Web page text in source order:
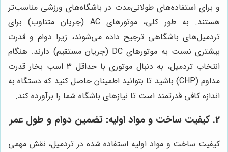
و برای استفاده‌های طولانی‌مدت در باشگاه‌های ورزشی مناسب‌تر
هستند. به طور کلی، موتورهای AC (جریان متناوب) برای
تردمیل‌های باشگاهی ترجیح داده می‌شوند، زیرا دوام و قدرت
بیشتری نسبت به موتورهای DC (جریان مستقیم) دارند. هنگام
انتخاب تردمیل، به دنبال موتوری با حداقل 3 اسب بخار قدرت
مداوم (CHP) باشید تا بتوانید اطمینان حاصل کنید که دستگاه به
اندازه کافی قدرتمند است تا نیازهای باشگاه شما را برآورده کند.
2. کیفیت ساخت و مواد اولیه: تضمین دوام و طول عمر
کیفیت ساخت و مواد اولیه استفاده شده در تردمیل، نقش مهمی